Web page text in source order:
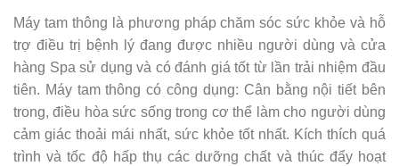
Máy tam thông là phương pháp chăm sóc sức khỏe và hỗ
trợ điều trị bệnh lý đang được nhiều người dùng và cửa
hàng Spa sử dụng và có đánh giá tốt từ lần trải nhiệm đầu
tiên. Máy tam thông có công dụng: Cân bằng nội tiết bên
trong, điều hòa sức sống trong cơ thể làm cho người dùng
cảm giác thoải mái nhất, sức khỏe tốt nhất. Kích thích quá
trình và tốc độ hấp thụ các dưỡng chất và thúc đẩy hoạt